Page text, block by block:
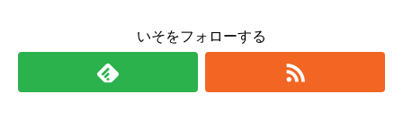
いそをフォローする